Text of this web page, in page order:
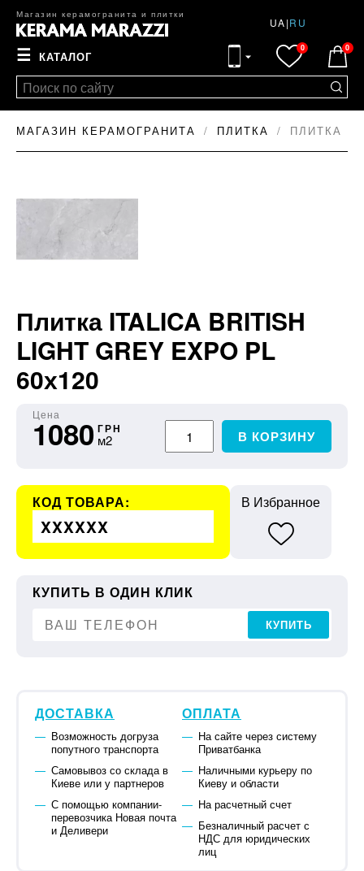
Магазин керамогранита и плитки
UA|RU
☰ КАТАЛОГ
0 0
МАГАЗИН КЕРАМОГРАНИТА ПЛИТКА ПЛИТКА
Плитка ITALICA BRITISH
LIGHT GREY EXPO PL
60х120
Цена
1080 ГРН
м2 В КОРЗИНУ
КОД ТОВАРА:
XXXXXX
В Избранное
КУПИТЬ В ОДИН КЛИК
КУПИТЬ
ДОСТАВКА
Возможность догруза
попутного транспорта
Самовывоз со склада в
Киеве или у партнеров
С помощью компании-
перевозчика Новая почта
и Деливери
ОПЛАТА
На сайте через систему
Приватбанка
Наличными курьеру по
Киеву и области
На расчетный счет
Безналичный расчет с
НДС для юридических
лиц